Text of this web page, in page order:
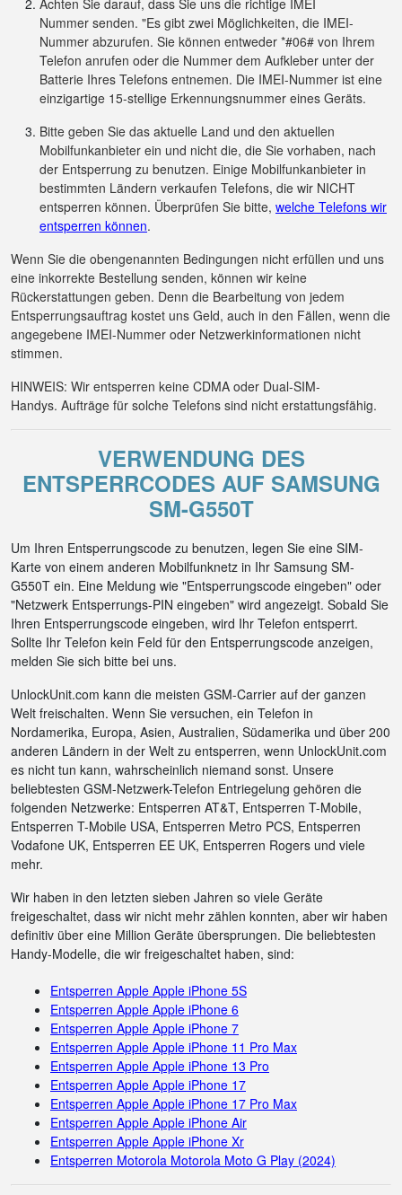
Achten Sie darauf, dass Sie uns die richtige IMEI
Nummer senden. "Es gibt zwei Möglichkeiten, die IMEI-
Nummer abzurufen. Sie können entweder *#06# von Ihrem
Telefon anrufen oder die Nummer dem Aufkleber unter der
Batterie Ihres Telefons entnemen. Die IMEI-Nummer ist eine
einzigartige 15-stellige Erkennungsnummer eines Geräts.
Bitte geben Sie das aktuelle Land und den aktuellen
Mobilfunkanbieter ein und nicht die, die Sie vorhaben, nach
der Entsperrung zu benutzen. Einige Mobilfunkanbieter in
bestimmten Ländern verkaufen Telefons, die wir NICHT
entsperren können. Überprüfen Sie bitte, welche Telefons wir
entsperren können.
Wenn Sie die obengenannten Bedingungen nicht erfüllen und uns
eine inkorrekte Bestellung senden, können wir keine
Rückerstattungen geben. Denn die Bearbeitung von jedem
Entsperrungsauftrag kostet uns Geld, auch in den Fällen, wenn die
angegebene IMEI-Nummer oder Netzwerkinformationen nicht
stimmen.
HINWEIS: Wir entsperren keine CDMA oder Dual-SIM-
Handys. Aufträge für solche Telefons sind nicht erstattungsfähig.
VERWENDUNG DES
ENTSPERRCODES AUF SAMSUNG
SM-G550T
Um Ihren Entsperrungscode zu benutzen, legen Sie eine SIM-
Karte von einem anderen Mobilfunknetz in Ihr Samsung SM-
G550T ein. Eine Meldung wie "Entsperrungscode eingeben" oder
"Netzwerk Entsperrungs-PIN eingeben" wird angezeigt. Sobald Sie
Ihren Entsperrungscode eingeben, wird Ihr Telefon entsperrt.
Sollte Ihr Telefon kein Feld für den Entsperrungscode anzeigen,
melden Sie sich bitte bei uns.
UnlockUnit.com kann die meisten GSM-Carrier auf der ganzen
Welt freischalten. Wenn Sie versuchen, ein Telefon in
Nordamerika, Europa, Asien, Australien, Südamerika und über 200
anderen Ländern in der Welt zu entsperren, wenn UnlockUnit.com
es nicht tun kann, wahrscheinlich niemand sonst. Unsere
beliebtesten GSM-Netzwerk-Telefon Entriegelung gehören die
folgenden Netzwerke: Entsperren AT&T, Entsperren T-Mobile,
Entsperren T-Mobile USA, Entsperren Metro PCS, Entsperren
Vodafone UK, Entsperren EE UK, Entsperren Rogers und viele
mehr.
Wir haben in den letzten sieben Jahren so viele Geräte
freigeschaltet, dass wir nicht mehr zählen konnten, aber wir haben
definitiv über eine Million Geräte übersprungen. Die beliebtesten
Handy-Modelle, die wir freigeschaltet haben, sind:
Entsperren Apple Apple iPhone 5S
Entsperren Apple Apple iPhone 6
Entsperren Apple Apple iPhone 7
Entsperren Apple Apple iPhone 11 Pro Max
Entsperren Apple Apple iPhone 13 Pro
Entsperren Apple Apple iPhone 17
Entsperren Apple Apple iPhone 17 Pro Max
Entsperren Apple Apple iPhone Air
Entsperren Apple Apple iPhone Xr
Entsperren Motorola Motorola Moto G Play (2024)